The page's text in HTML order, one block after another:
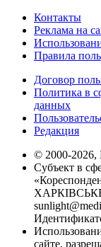
Контакты
Реклама на
Правила
Договор
Политика в
данных
Редакция
© 2000-2026,
Субъект в
ХАРКІВСЬКЕ
сайте,